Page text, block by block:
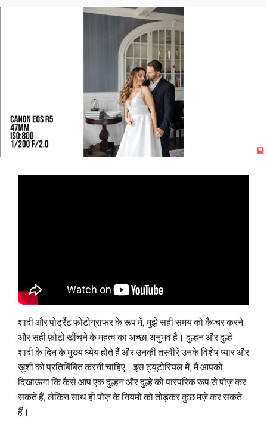
शादी और पोर्ट्रेट फोटोग्राफर के रूप में, मुझे सही समय को कैप्चर करने
और सही फ़ोटो खींचने के महत्व का अच्छा अनुभव है। दुल्हन और दुल्हे
शादी के दिन के मुख्य ध्येय होते हैं और उनकी तस्वीरें उनके विशेष प्यार और
ख़ुशी को प्रतिबिंबित करनी चाहिए। इस ट्यूटोरियल में, मैं आपको
दिखाऊंगा कि कैसे आप एक दुल्हन और दुल्हे को पारंपरिक रूप से पोज़ कर
सकते हैं, लेकिन साथ ही पोज़ के नियमों को तोड़कर कुछ मज़े कर सकते
हैं।